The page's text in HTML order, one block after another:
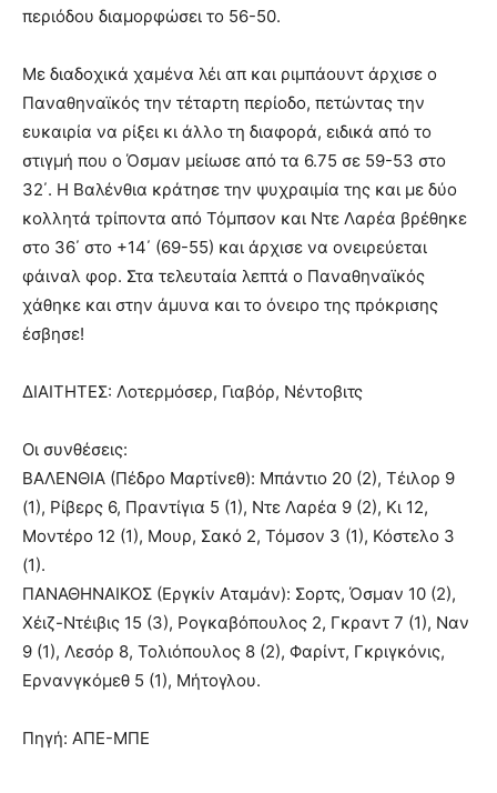
περιόδου διαμορφώσει το 56-50.
Με διαδοχικά χαμένα λέι απ και ριμπάουντ άρχισε ο
Παναθηναϊκός την τέταρτη περίοδο, πετώντας την
ευκαιρία να ρίξει κι άλλο τη διαφορά, ειδικά από το
στιγμή που ο Όσμαν μείωσε από τα 6.75 σε 59-53 στο
32΄. Η Βαλένθια κράτησε την ψυχραιμία της και με δύο
κολλητά τρίποντα από Τόμπσον και Ντε Λαρέα βρέθηκε
στο 36΄ στο +14΄ (69-55) και άρχισε να ονειρεύεται
φάιναλ φορ. Στα τελευταία λεπτά ο Παναθηναϊκός
χάθηκε και στην άμυνα και το όνειρο της πρόκρισης
έσβησε!
ΔΙΑΙΤΗΤΕΣ: Λοτερμόσερ, Γιαβόρ, Νέντοβιτς
Οι συνθέσεις:
ΒΑΛΕΝΘΙΑ (Πέδρο Μαρτίνεθ): Μπάντιο 20 (2), Τέιλορ 9
(1), Ρίβερς 6, Πραντίγια 5 (1), Ντε Λαρέα 9 (2), Κι 12,
Μοντέρο 12 (1), Μουρ, Σακό 2, Τόμσον 3 (1), Κόστελο 3
(1).
ΠΑΝΑΘΗΝΑΙΚΟΣ (Εργκίν Αταμάν): Σορτς, Όσμαν 10 (2),
Χέιζ-Ντέιβις 15 (3), Ρογκαβόπουλος 2, Γκραντ 7 (1), Ναν
9 (1), Λεσόρ 8, Τολιόπουλος 8 (2), Φαρίντ, Γκριγκόνις,
Ερνανγκόμεθ 5 (1), Μήτογλου.
Πηγή: ΑΠΕ-ΜΠΕ